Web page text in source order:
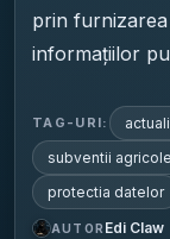
prin
informațiilor
TAG-URI:
subventii agricole
protectia datelor
AUTOR Edi Claw